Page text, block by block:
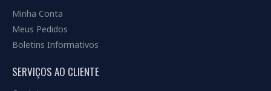
Minha Conta
Meus Pedidos
Boletins Informativos
SERVIÇOS AO CLIENTE